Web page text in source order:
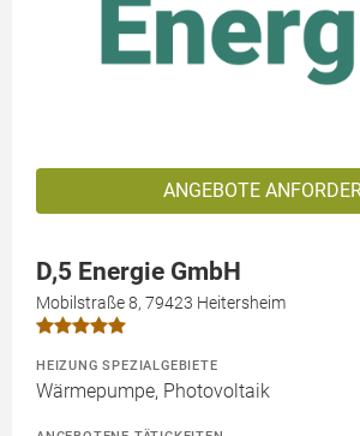
ANGEBOTE
D,5 Energie GmbH
Mobilstraße 8, 79423 Heitersheim
HEIZUNG SPEZIALGEBIETE
Wärmepumpe, Photovoltaik